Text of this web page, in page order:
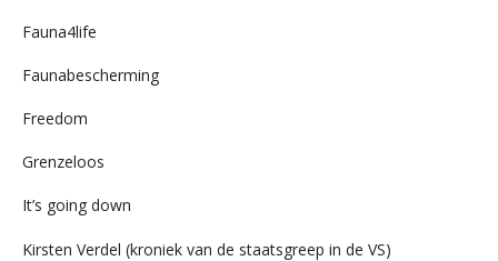
Fauna4life
Faunabescherming
Freedom
Grenzeloos
It’s going down
Kirsten Verdel (kroniek van de staatsgreep in de VS)